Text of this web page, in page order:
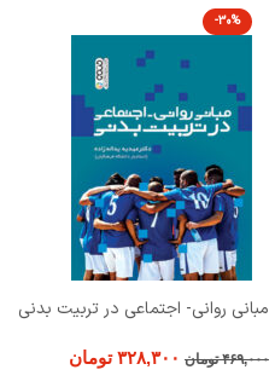
-30%
مبانی روانی- اجتماعی در تربیت بدنی
۴۶۹,۰۰۰ تومان ۳۲۸,۳۰۰ تومان